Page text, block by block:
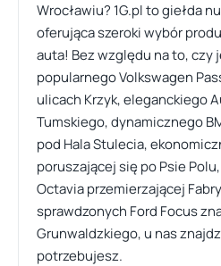
Wrocławiu? 1G.pl to giełda
oferująca szeroki wybór
auta! Bez względu na to, czy
popularnego Volkswagen
ulicach Krzyk, eleganckiego
Tumskiego, dynamicznego
pod Hala Stulecia,
poruszającej się po Psie
Octavia przemierzającej
sprawdzonych Ford Focus
Grunwaldzkiego, u nas
potrzebujesz.